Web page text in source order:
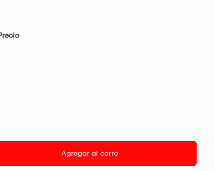
Agregar al carro